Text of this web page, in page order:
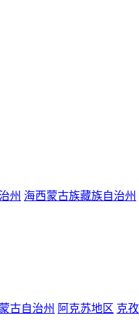
州 海西蒙古族藏族自治州
古自治州 阿克苏地区 克